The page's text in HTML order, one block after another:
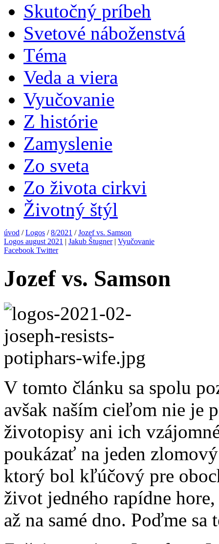
Skutočný príbeh
Svetové náboženstvá
Téma
Veda a viera
Vyučovanie
Z histórie
Zamyslenie
Zo sveta
Zo života cirkvi
Životný štýl
úvod /Logos /8/2021 /Jozef vs. Samson
Logos august 2021 | Jakub Štugner| Vyučovanie
Facebook Twitter
Jozef vs. Samson
V tomto článku sa spolu
avšak naším cieľom nie je
životopisy ani ich
poukázať na jeden
ktorý bol kľúčový pre
život jedného rapídne
až na samé dno. Poďme